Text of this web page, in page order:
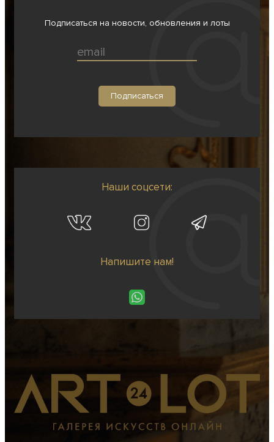
Подписаться на новости, обновления и лоты
Наши соцсети:
Напишите нам!